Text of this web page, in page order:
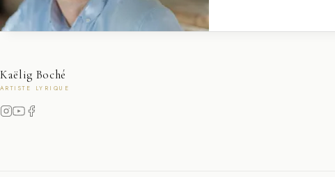
Kaëlig Boché
ARTISTE LYRIQUE